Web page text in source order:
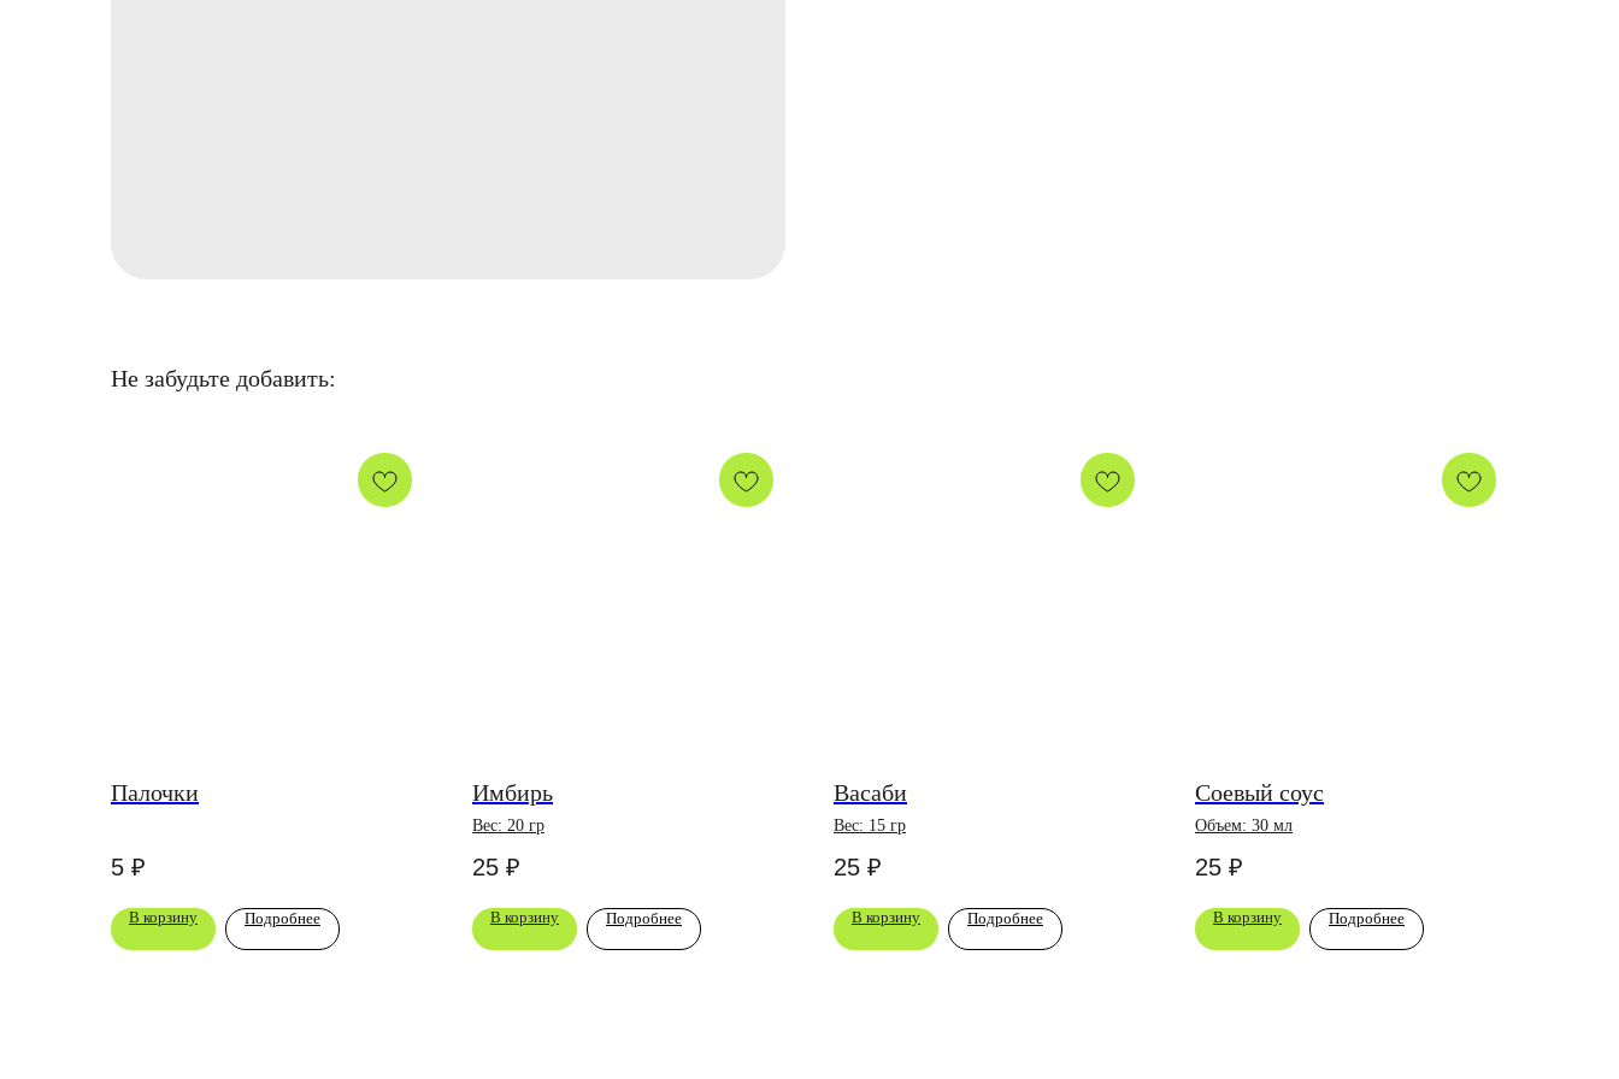
Не забудьте добавить:
Палочки
5 ₽
В корзину Подробнее
Имбирь
Вес: 20 гр
25 ₽
В корзину Подробнее
Васаби
Вес: 15 гр
25 ₽
В корзину Подробнее
Соевый соус
Объем: 30 мл
25 ₽
В корзину Подробнее